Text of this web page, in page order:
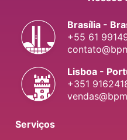
Brasília -
+55 61
Lisboa -
+351
Serviços